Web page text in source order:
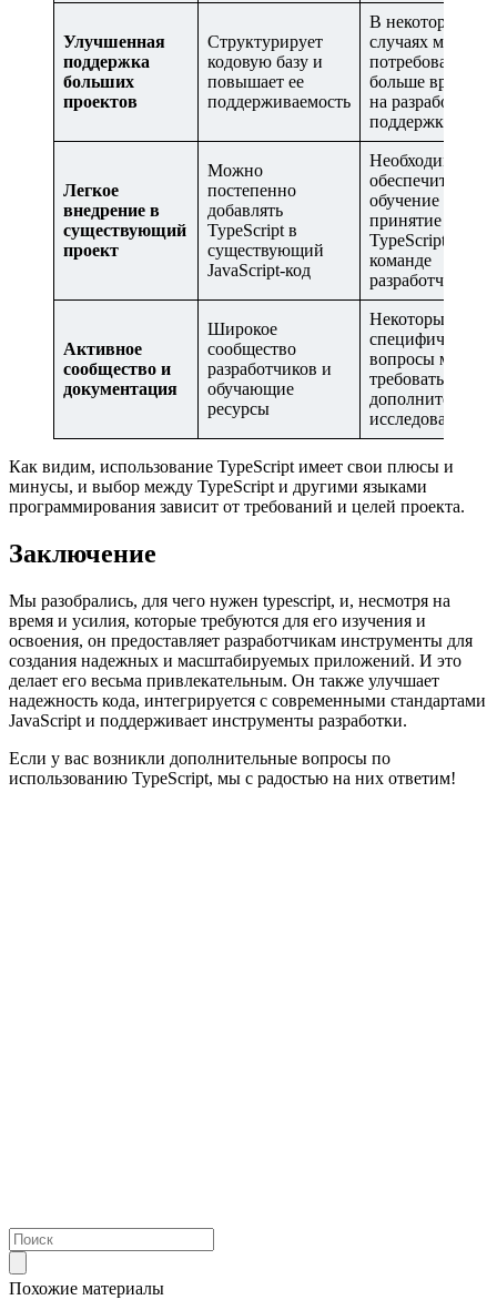
Улучшенная
поддержка
больших
проектов
Структурирует
кодовую базу и
повышает ее
поддерживаемость
В некоторых
случаях может
потребоваться
больше времени
на разработку и
поддержку кода
Легкое
внедрение в
существующий
проект
Можно
постепенно
добавлять
TypeScript в
существующий
JavaScript-код
Необходимо
обеспечить
обучение и
принятие
TypeScript в
команде
разработчиков
Активное
сообщество и
документация
Широкое
сообщество
разработчиков и
обучающие
ресурсы
Некоторые
специфические
вопросы могут
требовать
исследования
Как видим, использование TypeScript имеет свои плюсы и
минусы, и выбор между TypeScript и другими языками
программирования зависит от требований и целей проекта.
Заключение
Мы разобрались, для чего нужен typescript, и, несмотря на
время и усилия, которые требуются для его изучения и
освоения, он предоставляет разработчикам инструменты для
создания надежных и масштабируемых приложений. И это
делает его весьма привлекательным. Он также улучшает
надежность кода, интегрируется с современными стандартами
JavaScript и поддерживает инструменты разработки.
Если у вас возникли дополнительные вопросы по
использованию TypeScript, мы с радостью на них ответим!
Похожие материалы